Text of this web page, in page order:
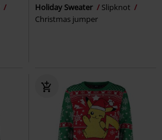
Holiday Sweater
Slipknot
Christmas jumper